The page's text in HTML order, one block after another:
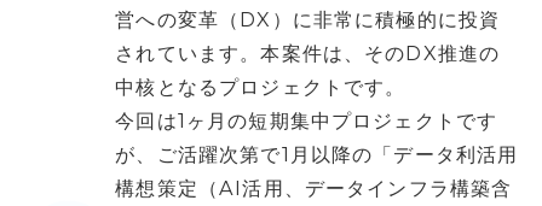
営への変革（DX）に非常に積極的に投資
されています。本案件は、そのDX推進の
中核となるプロジェクトです。
今回は1ヶ月の短期集中プロジェクトです
が、ご活躍次第で1月以降の「データ利活用
構想策定（AI活用、データインフラ構築含